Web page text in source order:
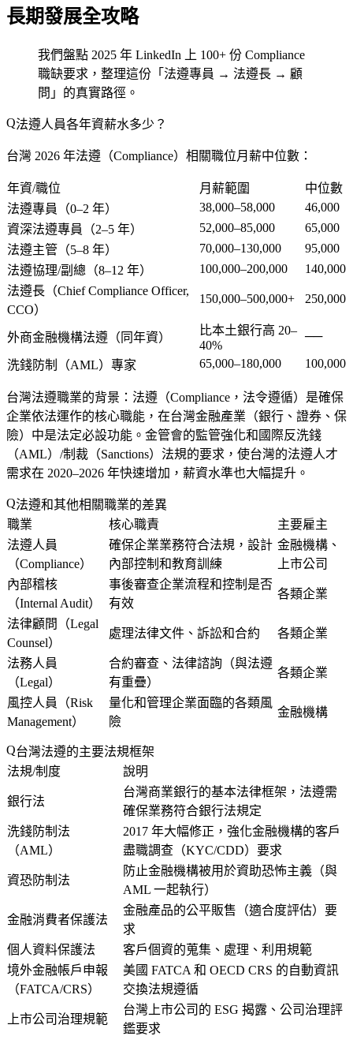
長期發展全攻略
我們盤點 2025 年 LinkedIn 上 100+ 份 Compliance
職缺要求，整理這份「法遵專員 → 法遵長 → 顧
問」的真實路徑。
法遵人員各年資薪水多少？
台灣 2026 年法遵（Compliance）相關職位月薪中位數：
年資/職位 月薪範圍
中位數
法遵專員（0–2 年）
38,000–58,000
46,000
資深法遵專員（2–5 年）
52,000–85,000
65,000
法遵主管（5–8 年）
70,000–130,000
95,000
法遵協理/副總（8–12 年）
100,000–200,000
140,000
法遵長（Chief Compliance Officer,
CCO）
150,000–500,000+ 250,000
外商金融機構法遵（同年資）
比本土銀行高 20–
40%
──
洗錢防制（AML）專家 65,000–180,000 100,000
台灣法遵職業的背景 ：法遵（Compliance，法令遵循）是確保
企業依法運作的核心職能，在台灣金融產業（銀行、證券、保
險）中是法定必設功能。金管會的監管強化和國際反洗錢
（AML）/制裁（Sanctions）法規的要求，使台灣的法遵人才
需求在 2020–2026 年快速增加，薪資水準也大幅提升。
法遵和其他相關職業的差異
職業
核心職責
主要雇主
法遵人員
（Compliance）
確保企業業務符合法規，設計
內部控制和教育訓練
金融機構、
上市公司
內部稽核
（Internal Audit）
事後審查企業流程和控制是否
有效
各類企業
法律顧問（Legal
Counsel）
處理法律文件、訴訟和合約 各類企業
法務人員
（Legal）
合約審查、法律諮詢（與法遵
有重疊）
各類企業
風控人員（Risk
Management）
量化和管理企業面臨的各類風
險
金融機構
台灣法遵的主要法規框架
法規/制度
說明
銀行法
台灣商業銀行的基本法律框架，法遵需
確保業務符合銀行法規定
洗錢防制法
（AML）
2017 年大幅修正，強化金融機構的客戶
盡職調查（KYC/CDD）要求
資恐防制法
防止金融機構被用於資助恐怖主義（與
AML 一起執行）
金融消費者保護法
金融產品的公平販售（適合度評估）要
求
個人資料保護法
客戶個資的蒐集、處理、利用規範
境外金融帳戶申報
（FATCA/CRS）
美國 FATCA 和 OECD CRS 的自動資訊
交換法規遵循
上市公司治理規範
台灣上市公司的 ESG 揭露、公司治理評
鑑要求